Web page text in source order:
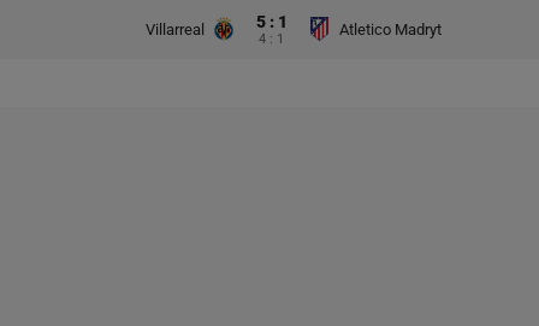
Villarreal 5 : 1
4 : 1
Atletico Madryt